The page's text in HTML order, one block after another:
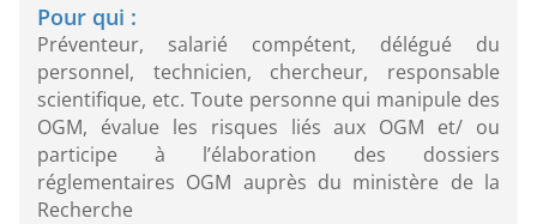
Pour qui :
Préventeur, salarié compétent, délégué du
personnel, technicien, chercheur, responsable
scientifique, etc. Toute personne qui manipule des
OGM, évalue les risques liés aux OGM et/ ou
participe à l’élaboration des dossiers
réglementaires OGM auprès du ministère de la
Recherche